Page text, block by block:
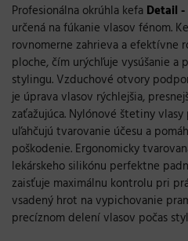
Profesionálna okrúhla kefa Detail
určená na fúkanie vlasov fénom.
rovnomerne zahrieva a efektívne
ploche, čím urýchľuje vysúšanie a
stylingu. Vzduchové otvory
je úprava vlasov rýchlejšia,
zaťažujúca. Nylónové štetiny
uľahčujú tvarovanie účesu a
poškodenie. Ergonomicky
lekárskeho silikónu perfektne
zaisťuje maximálnu kontrolu pri
vsadený hrot na vypichovanie
precíznom delení vlasov počas